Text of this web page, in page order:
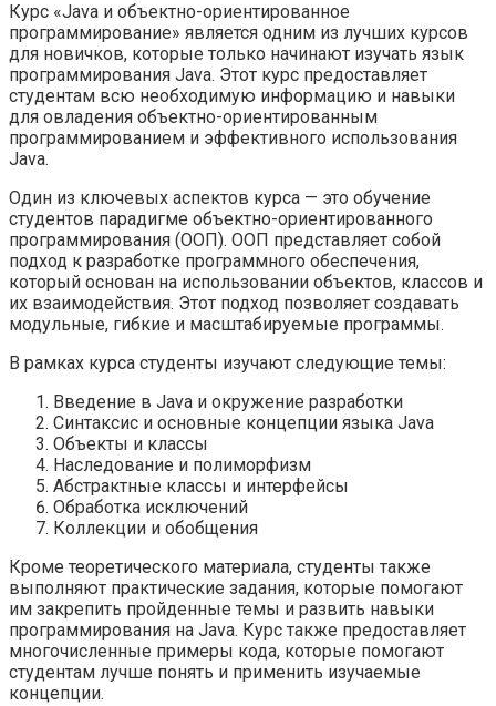
Курс «Java и объектно-ориентированное
программирование» является одним из лучших курсов
для новичков, которые только начинают изучать язык
программирования Java. Этот курс предоставляет
студентам всю необходимую информацию и навыки
для овладения объектно-ориентированным
программированием и эффективного использования
Java.
Один из ключевых аспектов курса — это обучение
студентов парадигме объектно-ориентированного
программирования (ООП). ООП представляет собой
подход к разработке программного обеспечения,
который основан на использовании объектов, классов и
их взаимодействия. Этот подход позволяет создавать
модульные, гибкие и масштабируемые программы.
В рамках курса студенты изучают следующие темы:
Введение в Java и окружение разработки
Синтаксис и основные концепции языка Java
Объекты и классы
Наследование и полиморфизм
Абстрактные классы и интерфейсы
Обработка исключений
Коллекции и обобщения
Кроме теоретического материала, студенты также
выполняют практические задания, которые помогают
им закрепить пройденные темы и развить навыки
программирования на Java. Курс также предоставляет
многочисленные примеры кода, которые помогают
студентам лучше понять и применить изучаемые
концепции.